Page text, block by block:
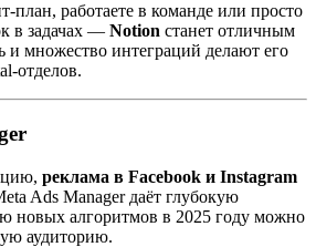
план, работаете в команде или просто
в задачах — Notion станет отличным
множество интеграций делают его
отделов.
реклама в Facebook и Instagram
Ads Manager даёт глубокую
новых алгоритмов в 2025 году можно
аудиторию.